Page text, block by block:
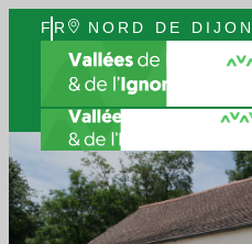
FR
EN
NORD DE
D’OR,